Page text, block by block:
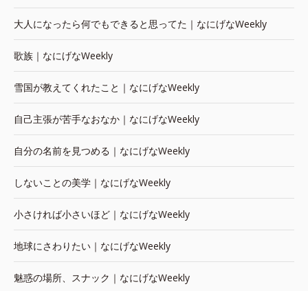
大人になったら何でもできると思ってた｜なにげなWeekly
歌族｜なにげなWeekly
雪国が教えてくれたこと｜なにげなWeekly
自己主張が苦手なおなか｜なにげなWeekly
自分の名前を見つめる｜なにげなWeekly
しないことの美学｜なにげなWeekly
小さければ小さいほど｜なにげなWeekly
地球にさわりたい｜なにげなWeekly
魅惑の場所、スナック｜なにげなWeekly